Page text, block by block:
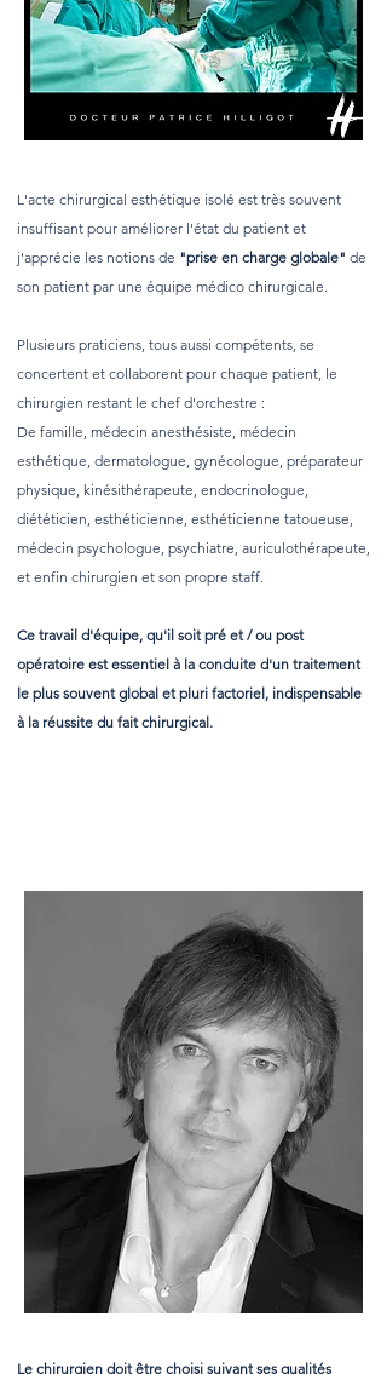
L'acte chirurgical esthétique isolé est très souvent
insuffisant pour améliorer l'état du patient et
j'apprécie les notions de "prise en charge globale" de
son patient par une équipe médico chirurgicale.
Plusieurs praticiens, tous aussi compétents, se
concertent et collaborent pour chaque patient, le
chirurgien restant le chef d'orchestre :
De famille, médecin anesthésiste, médecin
esthétique, dermatologue, gynécologue, préparateur
physique, kinésithérapeute, endocrinologue,
diététicien, esthéticienne, esthéticienne tatoueuse,
médecin psychologue, psychiatre, auriculothérapeute,
et enfin chirurgien et son propre staff.
Ce travail d'équipe, qu'il soit pré et / ou post
opératoire est essentiel à la conduite d'un traitement
le plus souvent global et pluri factoriel, indispensable
à la réussite du fait chirurgical.
Le chirurgien doit être choisi suivant ses qualités